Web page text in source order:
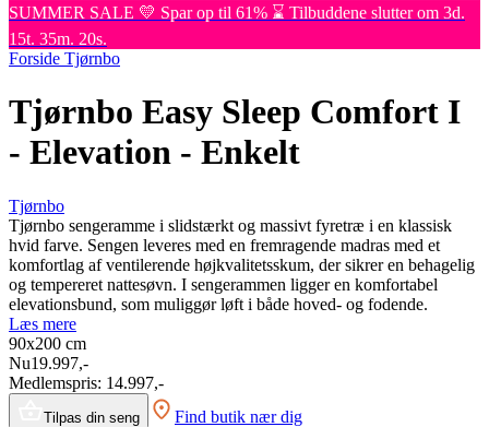
SUMMER SALE 💛 Spar op til 61% ⌛ Tilbuddene slutter om 3d.
15t. 35m. 20s.
Forside Tjørnbo
Tjørnbo Easy Sleep Comfort I
- Elevation - Enkelt
Tjørnbo
Tjørnbo sengeramme i slidstærkt og massivt fyretræ i en klassisk
hvid farve. Sengen leveres med en fremragende madras med et
komfortlag af ventilerende højkvalitetsskum, der sikrer en behagelig
og tempereret nattesøvn. I sengerammen ligger en komfortabel
elevationsbund, som muliggør løft i både hoved- og fodende.
Læs mere
90x200 cm
Nu19.997,-
Medlemspris: 14.997,-
Tilpas din seng Find butik nær dig